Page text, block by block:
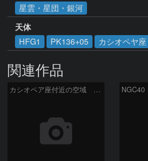
星雲・星団・銀河
天体
HFG1
PK136+05 カシオペヤ座
関連作品
カシオペア座付近の空域 260720 NGC40